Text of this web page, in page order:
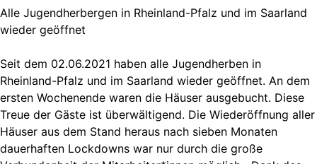
Alle Jugendherbergen in Rheinland-Pfalz und im Saarland
wieder geöffnet
Seit dem 02.06.2021 haben alle Jugendherben in
Rheinland-Pfalz und im Saarland wieder geöffnet. An dem
ersten Wochenende waren die Häuser ausgebucht. Diese
Treue der Gäste ist überwältigend. Die Wiederöffnung aller
Häuser aus dem Stand heraus nach sieben Monaten
dauerhaften Lockdowns war nur durch die große